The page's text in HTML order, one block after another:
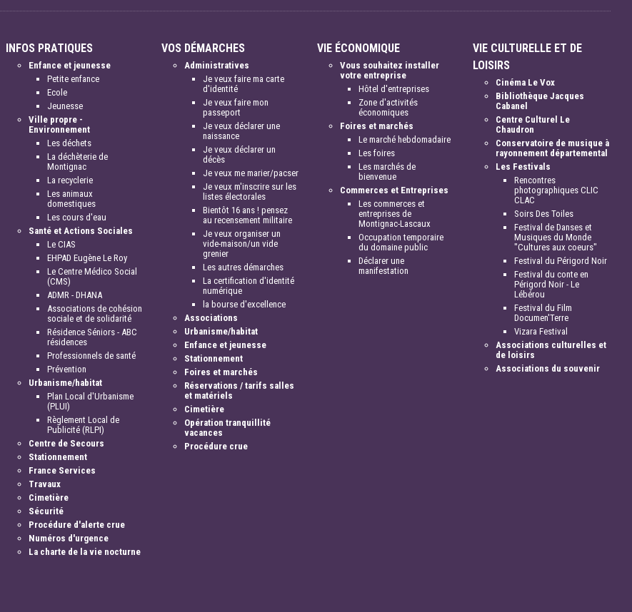
INFOS PRATIQUES
Enfance et jeunesse
Petite enfance
Ecole
Jeunesse
Ville propre -
Environnement
Les déchets
La déchèterie de
Montignac
La recyclerie
Les animaux
domestiques
Les cours d'eau
Santé et Actions Sociales
Le CIAS
EHPAD Eugène Le Roy
Le Centre Médico Social
(CMS)
ADMR - DHANA
Associations de cohésion
sociale et de solidarité
Résidence Séniors - ABC
résidences
Professionnels de santé
Prévention
Urbanisme/habitat
Plan Local d'Urbanisme
(PLUI)
Règlement Local de
Publicité (RLPI)
Centre de Secours
Stationnement
France Services
Travaux
Cimetière
Sécurité
Procédure d'alerte crue
Numéros d'urgence
La charte de la vie nocturne
VOS DÉMARCHES
Administratives
Je veux faire ma carte
d'identité
Je veux faire mon
passeport
Je veux déclarer une
naissance
Je veux déclarer un
décès
Je veux me marier/pacser
Je veux m'inscrire sur les
listes électorales
Bientôt 16 ans ! pensez
au recensement militaire
Je veux organiser un
vide-maison/un vide
grenier
Les autres démarches
La certification d'identité
numérique
la bourse d'excellence
Associations
Urbanisme/habitat
Enfance et jeunesse
Stationnement
Foires et marchés
Réservations / tarifs salles
et matériels
Cimetière
Opération tranquillité
vacances
Procédure crue
VIE ÉCONOMIQUE
Vous souhaitez installer
votre entreprise
Hôtel d'entreprises
Zone d'activités
économiques
Foires et marchés
Le marché hebdomadaire
Les foires
Les marchés de
bienvenue
Commerces et Entreprises
Les commerces et
entreprises de
Montignac-Lascaux
Occupation temporaire
du domaine public
Déclarer une
manifestation
VIE CULTURELLE ET DE
LOISIRS
Cinéma Le Vox
Bibliothèque Jacques
Cabanel
Centre Culturel Le
Chaudron
Conservatoire de musique à
rayonnement départemental
Les Festivals
Rencontres
photographiques CLIC
CLAC
Soirs Des Toiles
Festival de Danses et
Musiques du Monde
"Cultures aux coeurs"
Festival du Périgord Noir
Festival du conte en
Périgord Noir - Le
Lébérou
Festival du Film
Documen'Terre
Vizara Festival
Associations culturelles et
de loisirs
Associations du souvenir